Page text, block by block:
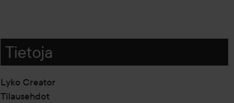
Tietoja
Lyko Creator
Tilausehdot